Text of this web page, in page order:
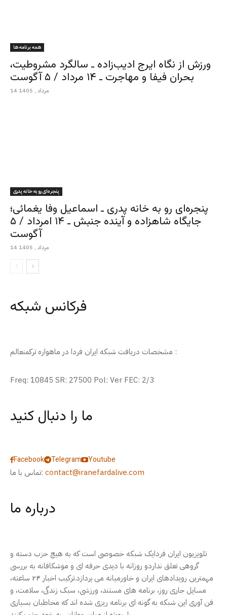
همه برنامه ها
ورزش از نگاه ایرج ادیب‌زاده ـ سالگرد مشروطیت،
بحران فیفا و مهاجرت ـ ۱۴ مرداد / ۵ آگوست
14 مرداد , 1405
پنجره‌ای رو به خانه پدری
پنجره‌ای رو به خانه پدری ـ اسماعیل وفا یغمائی؛
جایگاه شاهزاده و آینده جنبش ـ ۱۴ امرداد / ۵
آگوست
14 مرداد , 1405
فرکانس شبکه
مشخصات دریافت شبکه ایران فردا در ماهواره ترکمنعالم :
Freq: 10845 SR: 27500 Pol: Ver FEC: 2/3
ما را دنبال کنید
Facebook Telegram
Youtube
تماس با ما: contact@iranefardalive.com
درباره ما
تلویزیون ایران فردایک شبکه خصوصی است که به هیچ حزب دسته و
گروهی تعلق نداردو روزانه با دیدی حرفه ای و موشکافانه به بررسی
مهمترین رویدادهای ایران و خاورمیانه می پردازد.ترکیب اخبار ۲۴ ساعته،
مسایل جاری روز، برنامه های مستند، ورزشی، سبک زندگی، سلامت، و
فن آوری این شبکه به گونه ای برنامه ریزی شده اند که مخاطبان بسیاری